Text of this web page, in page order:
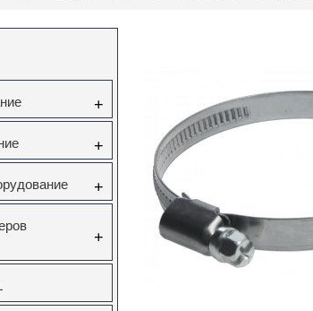
+
+
+
+